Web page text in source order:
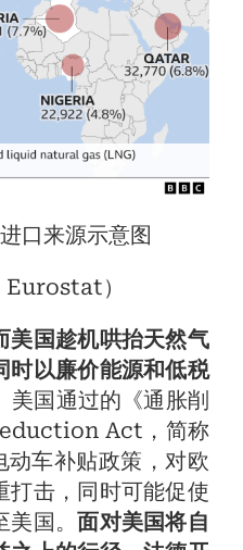
口来源示意图
Eurostat）
美国趁机哄抬天然气
时以廉价能源和低税
美国通过的《通胀削
Act，简称
车补贴政策，对欧
打击，同时可能促使
美国。面对美国将自